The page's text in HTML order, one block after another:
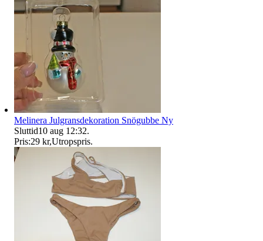
Melinera Julgransdekoration Snögubbe Ny
Sluttid10 aug 12:32.
Pris:29 kr,Utropspris.